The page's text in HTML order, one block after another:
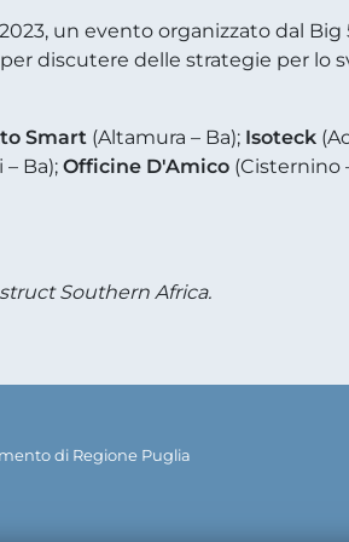
un evento organizzato dal
discutere delle strategie per lo
Smart (Altamura – Ba); Isoteck
– Ba); Officine D'Amico (Cisternino
Southern Africa.
di Regione Puglia